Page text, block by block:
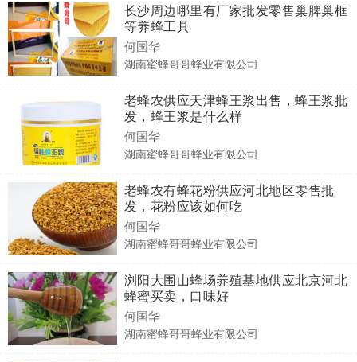
长沙周边哪里有厂家批发零售巢脾巢框
等养蜂工具
何国华
湖南蜜蜂哥哥蜂业有限公司
老蜂农供应天津蜂王浆出售，蜂王浆批
发，蜂王浆是什么样
何国华
湖南蜜蜂哥哥蜂业有限公司
老蜂农有蜂花粉供应河北地区零售批
发，花粉应该如何吃
何国华
湖南蜜蜂哥哥蜂业有限公司
浏阳大围山蜂场养殖基地供应北京河北
蜂蜜买卖，口味好
何国华
湖南蜜蜂哥哥蜂业有限公司